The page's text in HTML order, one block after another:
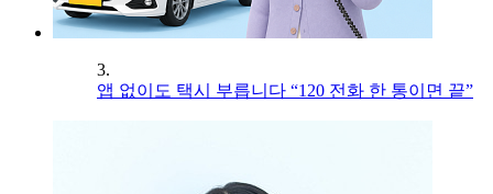
3.
앱 없이도 택시 부릅니다 “120 전화 한 통이면 끝”